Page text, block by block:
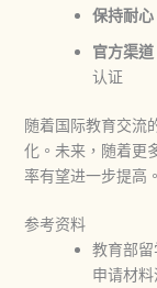
保持耐心
官方渠道
认证
随着国际教育交流
化。未来，随着更
率有望进一步提高。
参考资料
教育部
申请材